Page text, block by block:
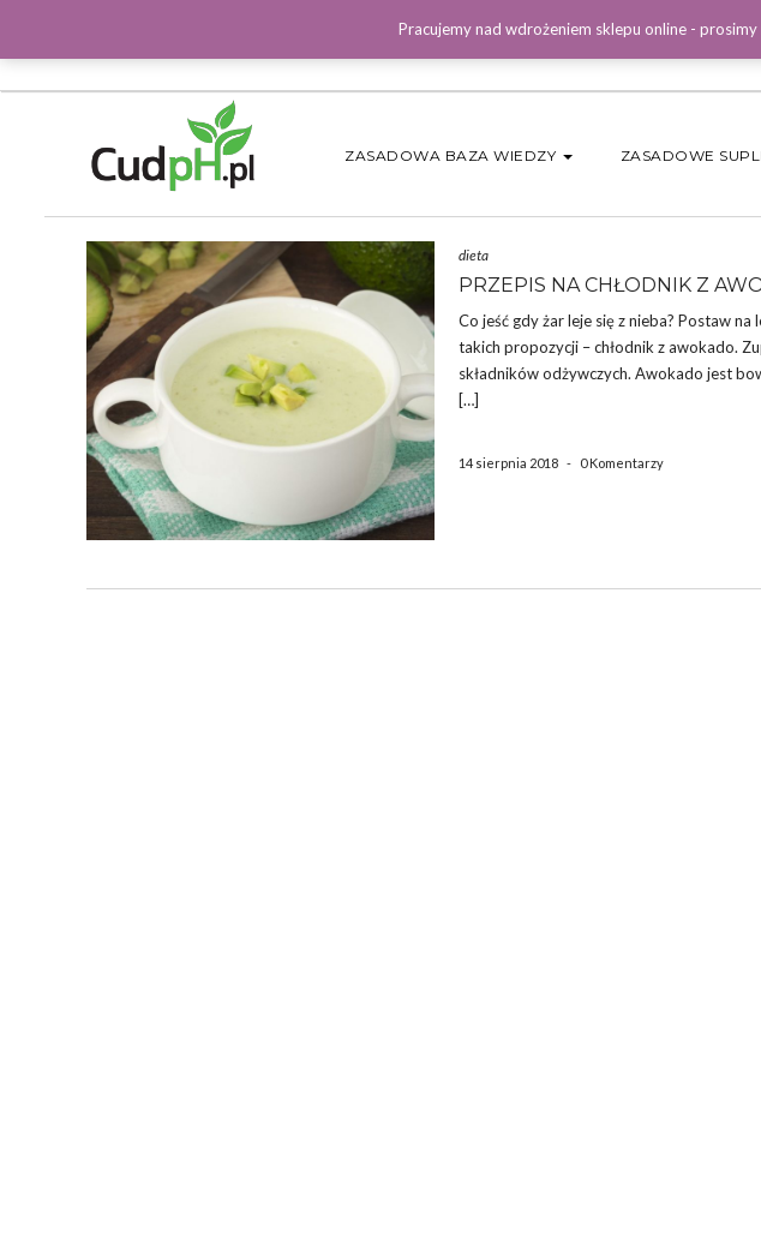
ZASADOWA BAZA WIEDZY ZASADOWE
dieta
PRZEPIS NA CHŁODNIK Z
Co jeść gdy żar leje się z nieba? Postaw
takich propozycji – chłodnik z awokado.
składników odżywczych. Awokado jest
[…]
14 sierpnia 2018 - 0 Komentarzy
Pracujemy nad wdrożeniem sklepu online -